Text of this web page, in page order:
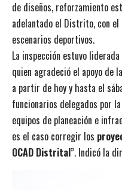
de diseños, reforzamiento
adelantado el Distrito, con
escenarios deportivos.
La inspección estuvo
quien agradeció el apoyo de
a partir de hoy y hasta el
funcionarios delegados por
equipos de planeación e
es el caso corregir los
OCAD Distrital”. Indicó la